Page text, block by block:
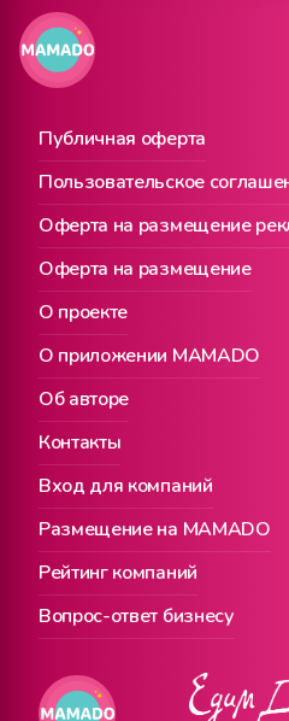
Публичная оферта
О проекте
Вход для компаний
Пользовательское
О приложении MAMADO
Размещение на MAMADO
Оферта на размещение
Об авторе
Рейтинг компаний
Оферта на размещение
Контакты
Вопрос-ответ бизнесу